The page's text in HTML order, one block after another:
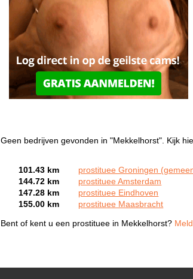
Geen bedrijven gevonden in "Mekkelhorst". Kijk
101.43 km
prostituee Groningen
144.72 km
prostituee Amsterdam
147.28 km
prostituee Eindhoven
155.00 km
prostituee Maasbracht
Bent of kent u een prostituee in Mekkelhorst?